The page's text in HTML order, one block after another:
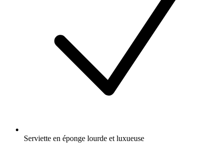
Serviette en éponge lourde et luxueuse